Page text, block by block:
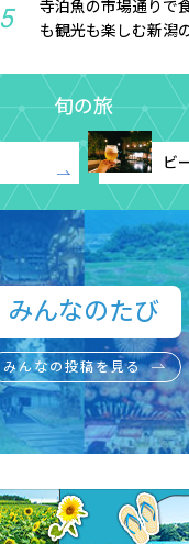
5
寺泊魚の市場通りで
も観光も楽しむ新潟
旬の旅
ビ
みんなのたび​
みんなの投稿を見る